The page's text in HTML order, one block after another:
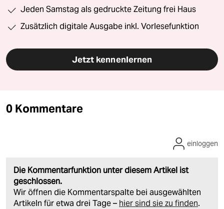
Jeden Samstag als gedruckte Zeitung frei Haus
Zusätzlich digitale Ausgabe inkl. Vorlesefunktion
Jetzt kennenlernen
0 Kommentare
Die Kommentarfunktion unter diesem Artikel ist
geschlossen.
Wir öffnen die Kommentarspalte bei ausgewählten
Artikeln für etwa drei Tage – hier sind sie zu finden.
einloggen